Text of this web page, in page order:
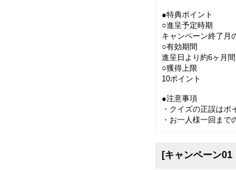
●特典ポイント
○進呈予定時期
キャンペーン終了月
○有効期間
進呈日より約6ヶ月
○獲得上限
10ポイント
●注意事項
・クイズの正誤はポ
・お一人様一回まで
[キャンペーン